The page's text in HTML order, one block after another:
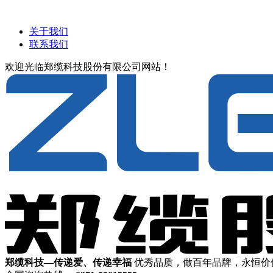
关于我们
联系我们
欢迎光临郑缆科技股份有限公司网站！
郑缆科技—传递爱、传递幸福 优秀品质，做百年品牌，永恒价